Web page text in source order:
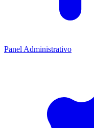
Panel Administrativo